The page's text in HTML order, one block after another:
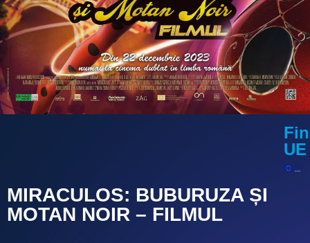
UE
MIRACULOS: BUBURUZA ȘI
MOTAN NOIR – FILMUL